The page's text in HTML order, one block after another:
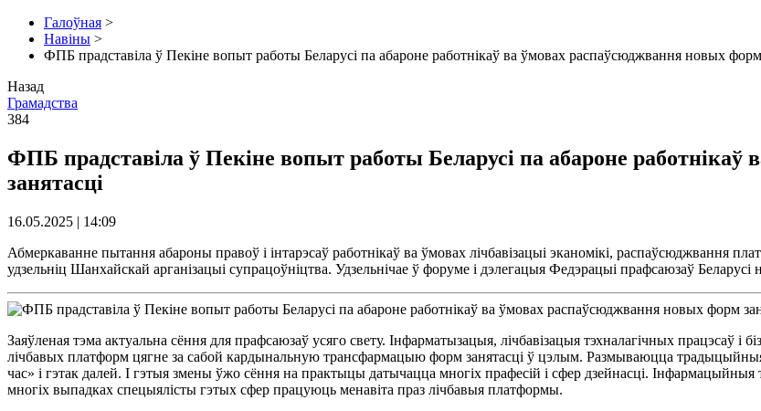
Галоўная >
Навіны >
ФПБ прадставіла ў Пекіне вопыт работы Беларусі па абароне работнікаў ва ўмовах распаўсюджвання новых форм
Назад
Грамадства
384
ФПБ прадставіла ў Пекіне вопыт работы Беларусі па абароне
занятасці
16.05.2025 | 14:09
Абмеркаванне пытання абароны правоў і інтарэсаў работнікаў ва ўмовах лічбавізацыі эканомікі, распаўсюджвання
удзельніц Шанхайскай арганізацыі супрацоўніцтва. Удзельнічае ў форуме і дэлегацыя Федэрацыі прафсаюзаў
Заяўленая тэма актуальна сёння для прафсаюзаў усяго свету. Інфарматызацыя, лічбавізацыя тэхналагічных працэсаў і
лічбавых платформ цягне за сабой кардынальную трансфармацыю форм занятасці ў цэлым. Размываюцца
час» і гэтак далей. І гэтыя змены ўжо сёння на практыцы датычацца многіх прафесій і сфер дзейнасці.
многіх выпадках спецыялісты гэтых сфер працуюць менавіта праз лічбавыя платформы.